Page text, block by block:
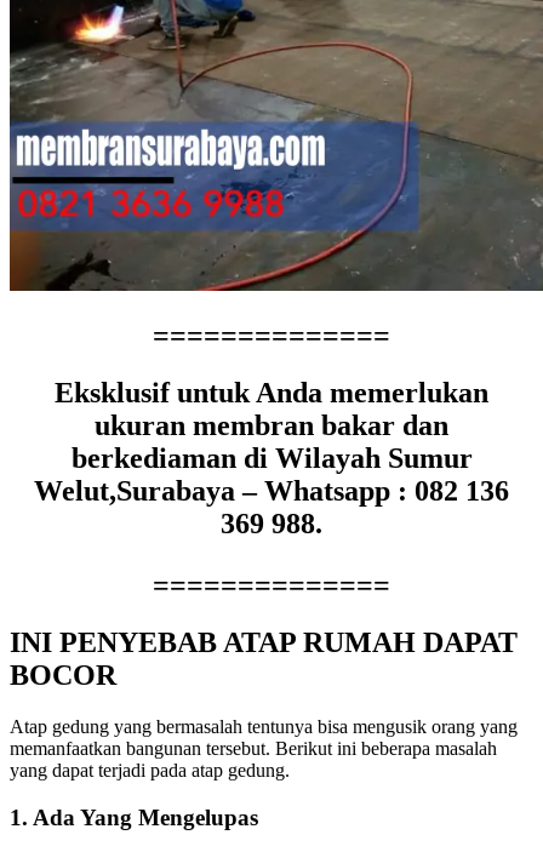
==============
Eksklusif untuk Anda memerlukan
ukuran membran bakar dan
berkediaman di Wilayah Sumur
Welut,Surabaya – Whatsapp : 082 136
369 988.
==============
INI PENYEBAB ATAP RUMAH DAPAT
BOCOR
Atap gedung yang bermasalah tentunya bisa mengusik orang yang
memanfaatkan bangunan tersebut. Berikut ini beberapa masalah
yang dapat terjadi pada atap gedung.
1. Ada Yang Mengelupas